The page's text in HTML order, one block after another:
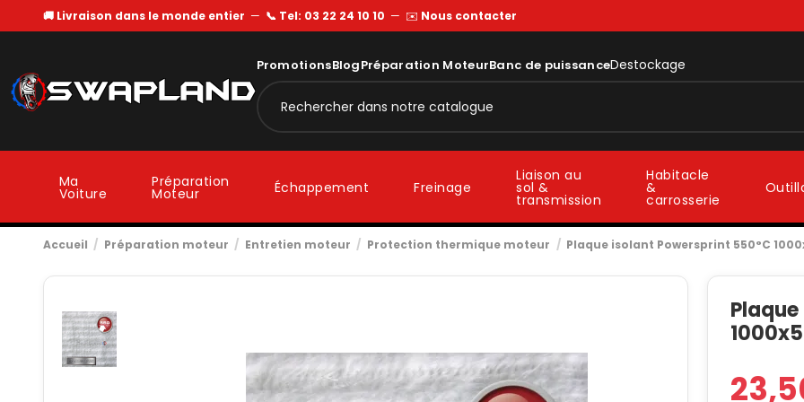
🚚 Livraison dans le monde entier — 📞 Tel: 03 22 24 10 10 — ✉️ Nous contacter
PromotionsBlogPréparation MoteurBanc de puissanceDestockage
Ma
Voiture
Préparation
Moteur Échappement Freinage
Liaison au
sol &
transmission
Habitacle
&
carrosserie
Accueil Préparation moteur Entretien moteur Protection thermique moteur Plaque isolant Powersprint 550°C